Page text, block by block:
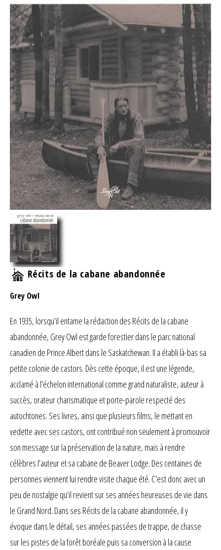
Récits de la cabane abandonnée
Grey Owl
En 1935, lorsqu’il entame la rédaction des Récits de la cabane
abandonnée, Grey Owl est garde forestier dans le parc national
canadien de Prince Albert dans le Saskatchewan. Il a établi là-bas sa
petite colonie de castors. Dès cette époque, il est une légende,
acclamé à l’échelon international comme grand naturaliste, auteur à
succès, orateur charismatique et porte-parole respecté des
autochtones. Ses livres, ainsi que plusieurs films, le mettant en
vedette avec ses castors, ont contribué non seulement à promouvoir
son message sur la préservation de la nature, mais à rendre
célèbres l’auteur et sa cabane de Beaver Lodge. Des centaines de
personnes viennent lui rendre visite chaque été. C’est donc avec un
peu de nostalgie qu’il revient sur ses années heureuses de vie dans
le Grand Nord. Dans ses Récits de la cabane abandonnée, il y
évoque dans le détail, ses années passées de trappe, de chasse
sur les pistes de la forêt boréale puis sa conversion à la cause